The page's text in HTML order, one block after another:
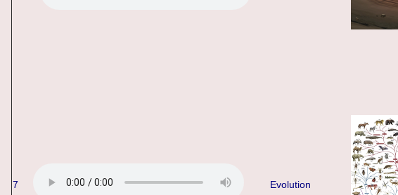
7 Evolution